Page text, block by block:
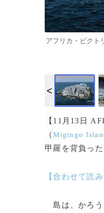
アフリカ・ビクト
【11月13日
（Migingo
甲羅を背負っ
【合わせて読
島は、かろう